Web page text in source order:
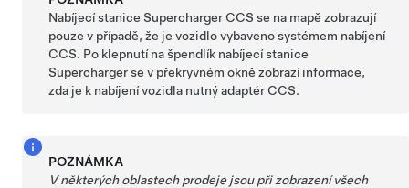
Nabíjecí stanice Supercharger CCS se na mapě zobrazují
pouze v případě, že je vozidlo vybaveno systémem nabíjení
CCS. Po klepnutí na špendlík nabíjecí stanice
Supercharger se v překryvném okně zobrazí informace,
zda je k nabíjení vozidla nutný adaptér CCS.
POZNÁMKA
V některých oblastech prodeje jsou při zobrazení všech